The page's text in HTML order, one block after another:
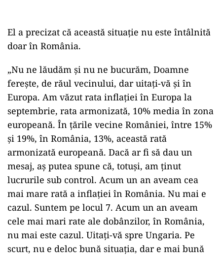
El a precizat că această situaţie nu este întâlnită
doar în România.
„Nu ne lăudăm şi nu ne bucurăm, Doamne
fereşte, de răul vecinului, dar uitaţi-vă şi în
Europa. Am văzut rata inflaţiei în Europa la
septembrie, rata armonizată, 10% media în zona
europeană. În ţările vecine României, între 15%
şi 19%, în România, 13%, această rată
armonizată europeană. Dacă ar fi să dau un
mesaj, aş putea spune că, totuşi, am ţinut
lucrurile sub control. Acum un an aveam cea
mai mare rată a inflaţiei în România. Nu mai e
cazul. Suntem pe locul 7. Acum un an aveam
cele mai mari rate ale dobânzilor, în România,
nu mai este cazul. Uitaţi-vă spre Ungaria. Pe
scurt, nu e deloc bună situaţia, dar e mai bună